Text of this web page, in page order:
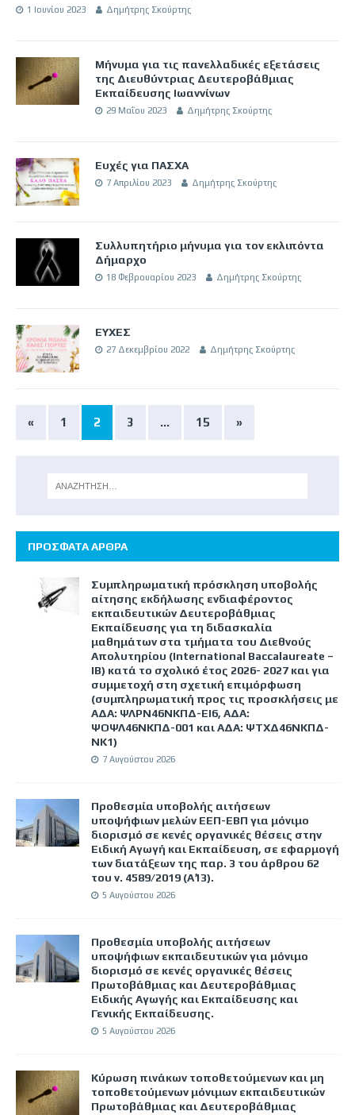
1 Ιουνίου 2023 Δημήτρης Σκούρτης
Μήνυμα για τις πανελλαδικές εξετάσεις
της Διευθύντριας Δευτεροβάθμιας
Εκπαίδευσης Ιωαννίνων
29 Μαΐου 2023 Δημήτρης Σκούρτης
Ευχές για ΠΑΣΧΑ
7 Απριλίου 2023 Δημήτρης Σκούρτης
Συλλυπητήριο μήνυμα για τον εκλιπόντα
Δήμαρχο
18 Φεβρουαρίου 2023 Δημήτρης Σκούρτης
ΕΥΧΕΣ
27 Δεκεμβρίου 2022 Δημήτρης Σκούρτης
« 1 2 3 … 15 »
ΠΡΟΣΦΑΤΑ ΑΡΘΡΑ
Συμπληρωματική πρόσκληση υποβολής
αίτησης εκδήλωσης ενδιαφέροντος
εκπαιδευτικών Δευτεροβάθμιας
Εκπαίδευσης για τη διδασκαλία
μαθημάτων στα τμήματα του Διεθνούς
Απολυτηρίου (International Baccalaureate –
IB) κατά το σχολικό έτος 2026- 2027 και για
συμμετοχή στη σχετική επιμόρφωση
(συμπληρωματική προς τις προσκλήσεις με
ΑΔΑ: ΨΛΡΝ46ΝΚΠΔ-ΕΙ6, ΑΔΑ:
ΨΟΨΛ46ΝΚΠΔ-001 και ΑΔΑ: ΨΤΧΔ46ΝΚΠΔ-
ΝΚ1)
7 Αυγούστου 2026
Προθεσμία υποβολής αιτήσεων
υποψήφιων μελών ΕΕΠ-ΕΒΠ για μόνιμο
διορισμό σε κενές οργανικές θέσεις στην
Ειδική Αγωγή και Εκπαίδευση, σε εφαρμογή
των διατάξεων της παρ. 3 του άρθρου 62
του ν. 4589/2019 (Α΄13).
5 Αυγούστου 2026
Προθεσμία υποβολής αιτήσεων
υποψήφιων εκπαιδευτικών για μόνιμο
διορισμό σε κενές οργανικές θέσεις
Πρωτοβάθμιας και Δευτεροβάθμιας
Ειδικής Αγωγής και Εκπαίδευσης και
Γενικής Εκπαίδευσης.
5 Αυγούστου 2026
Κύρωση πινάκων τοποθετούμενων και μη
τοποθετούμενων μόνιμων εκπαιδευτικών
Πρωτοβάθμιας και Δευτεροβάθμιας